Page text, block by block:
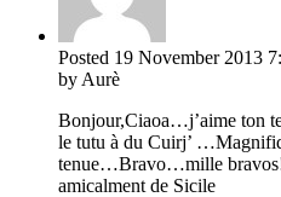
Posted 19 November 2013
by Aurè
Bonjour,Ciaoa…j’aime ton
le tutu à du Cuirj’
tenue…Bravo…mille
amicalment de Sicile